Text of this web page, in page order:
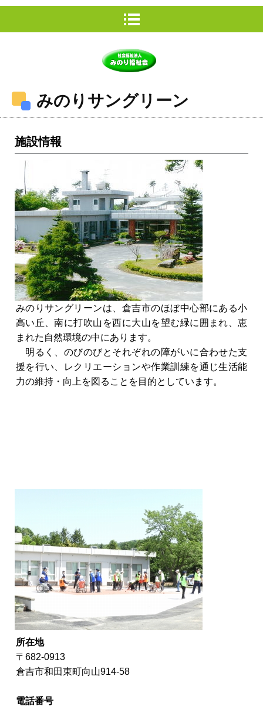
みのりサングリーン
施設情報
みのりサングリーンは、倉吉市のほぼ中心部にある小
高い丘、南に打吹山を西に大山を望む緑に囲まれ、恵
まれた自然環境の中にあります。
明るく、のびのびとそれぞれの障がいに合わせた支
援を行い、レクリエーションや作業訓練を通じ生活能
力の維持・向上を図ることを目的としています。
所在地
〒682-0913
倉吉市和田東町向山914-58
電話番号